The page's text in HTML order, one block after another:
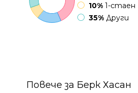
10% 1-стаен
35% Други
Повече за Берк Хасан